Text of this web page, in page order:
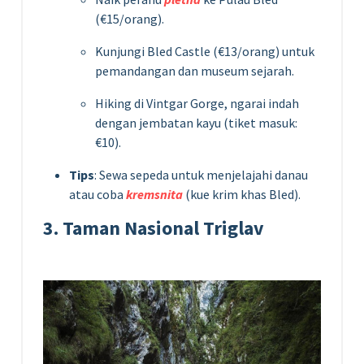
(€15/orang).
Kunjungi Bled Castle (€13/orang) untuk
pemandangan dan museum sejarah.
Hiking di Vintgar Gorge, ngarai indah
dengan jembatan kayu (tiket masuk:
€10).
Tips: Sewa sepeda untuk menjelajahi danau
atau coba kremsnita (kue krim khas Bled).
3. Taman Nasional Triglav